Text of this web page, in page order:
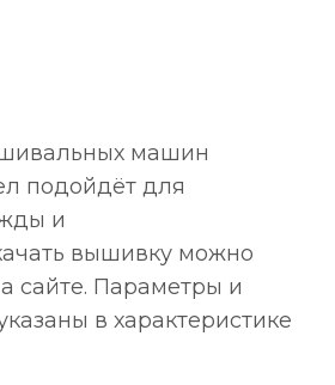
машин
подойдёт для
и
вышивку можно
сайте. Параметры и
в характеристике